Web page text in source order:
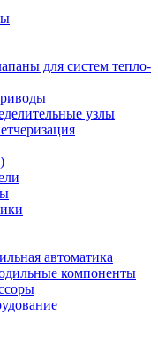
для систем тепло-
узлы
автоматика
компоненты